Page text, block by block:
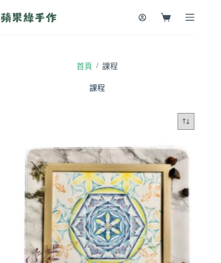
至
購
首頁 / 課程
課程